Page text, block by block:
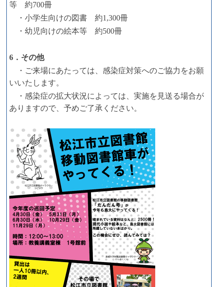
等 約700冊
・小学生向けの図書 約1,300冊
・幼児向けの絵本等 約500冊
6．その他
・ご来場にあたっては、感染症対策へのご協力をお願
いいたします。
・感染症の拡大状況によっては、実施を見送る場合が
ありますので、予めご了承ください。